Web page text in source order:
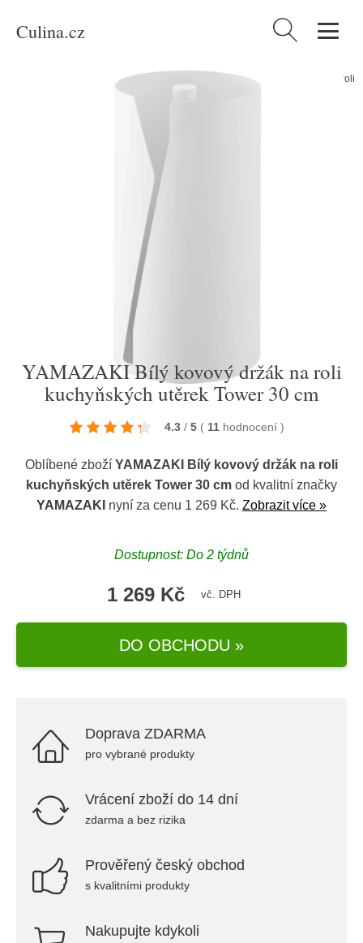
Culina.cz Vyhledávání
Bydlení a doplňky
YAMAZAKI Bílý kovový držák na roli
kuchyňských utěrek Tower 30 cm
YAMAZAKI Bílý kovový držák na roli
kuchyňských utěrek Tower 30 cm
4.3 / 5 ( 11 hodnocení )
Oblíbené zboží YAMAZAKI Bílý kovový držák na roli
kuchyňských utěrek Tower 30 cm od kvalitní značky
YAMAZAKI nyní za cenu 1 269 Kč. Zobrazit více »
Dostupnost: Do 2 týdnů
1 269 Kč vč. DPH
DO OBCHODU »
Doprava ZDARMA
pro vybrané produkty
Vrácení zboží do 14 dní
zdarma a bez rizika
Prověřený český obchod
s kvalitními produkty
Nakupujte kdykoli